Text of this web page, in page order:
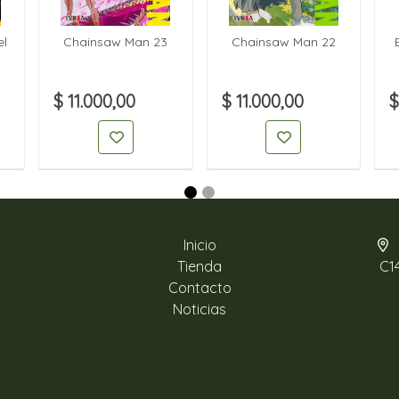
Chainsaw Man 23
$ 11.000,00
Chainsaw Man 22
$ 11.000,00
Inicio
Tienda
Contacto
Noticias